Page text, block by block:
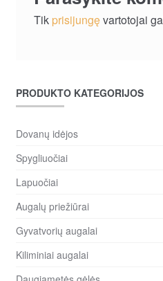
Tik prisijungęvartotojai
PRODUKTO KATEGORIJOS
Dovanų idėjos
Spygliuočiai
Lapuočiai
Augalų priežiūrai
Gyvatvorių augalai
Kiliminiai augalai